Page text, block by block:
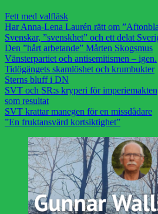
Fett med valfläsk
Har Anna-Lena Laurén rätt om
Svenskar, ”svenskhet” och ett delat
Den ”hårt arbetande” Mårten Skogsmus
Vänsterpartiet och antisemitismen – igen.
Tidögängets skamlöshet och krumbukter
Sterns bluff i DN
SVT och SR:s kryperi för
som resultat
SVT krattar manegen för en missdådare
”En fruktansvärd kortsiktighet”